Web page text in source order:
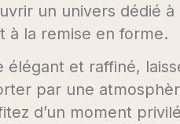
un univers dédié à
à la remise en forme.
élégant et raffiné,
par une
d’un moment